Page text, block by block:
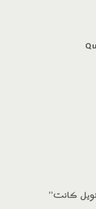
كانت”